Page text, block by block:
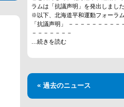
ラムは「抗議声明」を発出しまし
※以下、北海道平和運動フォーラ
「抗議声明」 －－－－－－－－－
－－－－－－－
…続きを読む
« 過去のニュース